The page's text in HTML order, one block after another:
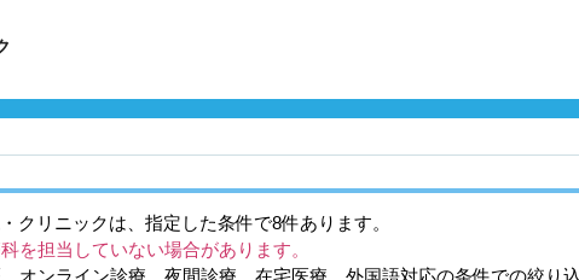
クリニックは、指定した条件で8件あります。
を担当していない場合があります。
オンライン診療、夜間診療、在宅医療、外国語対応の条件での絞り